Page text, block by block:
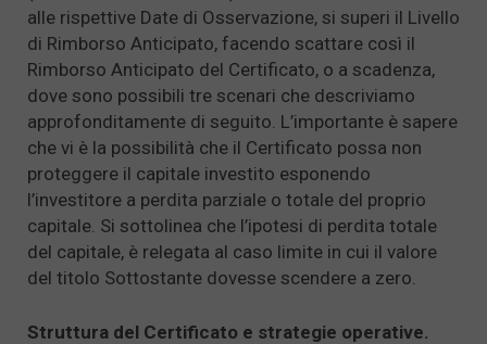
alle rispettive Date di Osservazione, si superi il Livello
di Rimborso Anticipato, facendo scattare così il
Rimborso Anticipato del Certificato, o a scadenza,
dove sono possibili tre scenari che descriviamo
approfonditamente di seguito. L’importante è sapere
che vi è la possibilità che il Certificato possa non
proteggere il capitale investito esponendo
l’investitore a perdita parziale o totale del proprio
capitale. Si sottolinea che l’ipotesi di perdita totale
del capitale, è relegata al caso limite in cui il valore
del titolo Sottostante dovesse scendere a zero.
Struttura del Certificato e strategie operative.